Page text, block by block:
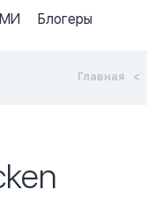
Блогеры
Главная